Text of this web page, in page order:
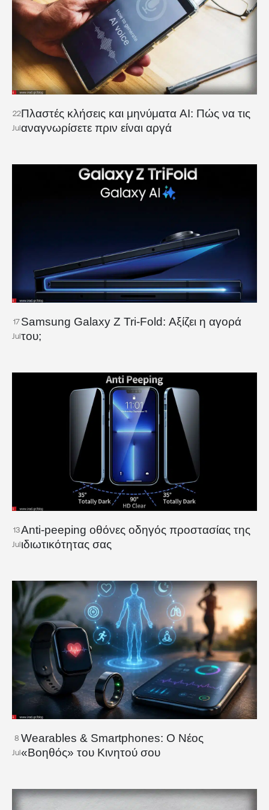
22
Jul
Πλαστές κλήσεις και μηνύματα AI: Πώς να τις
αναγνωρίσετε πριν είναι αργά
17
Jul
Samsung Galaxy Z Tri-Fold: Αξίζει η αγορά
του;
13
Jul
Anti-peeping οθόνες οδηγός προστασίας της
ιδιωτικότητας σας
8
Jul
Wearables & Smartphones: Ο Νέος
«Βοηθός» του Κινητού σου